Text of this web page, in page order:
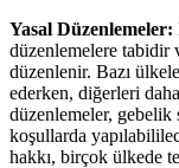
Yasal Düzenlemeler:
düzenlemelere tabidir
düzenlenir. Bazı
ederken, diğerleri
düzenlemeler, gebelik
koşullarda
hakkı, birçok ülkede